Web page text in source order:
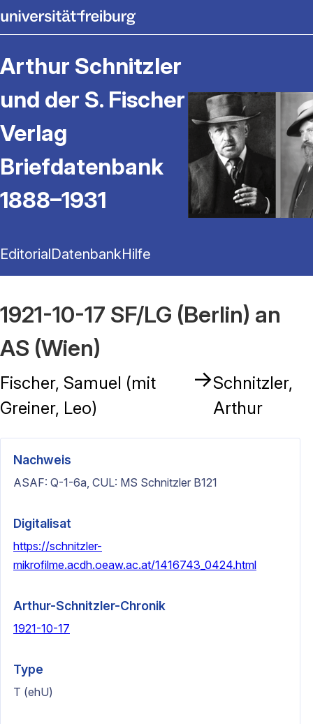
Arthur Schnitzler
und der S. Fischer
Verlag
Briefdatenbank
1888–1931
EditorialDatenbankHilfe
1921-10-17 SF/LG (Berlin) an
AS (Wien)
Fischer, Samuel (mit
Greiner, Leo)
→Schnitzler,
Arthur
Nachweis
ASAF: Q-1-6a, CUL: MS Schnitzler B121
Digitalisat
https://schnitzler-
mikrofilme.acdh.oeaw.ac.at/1416743_0424.html
Arthur-Schnitzler-Chronik
1921-10-17
Type
T (ehU)